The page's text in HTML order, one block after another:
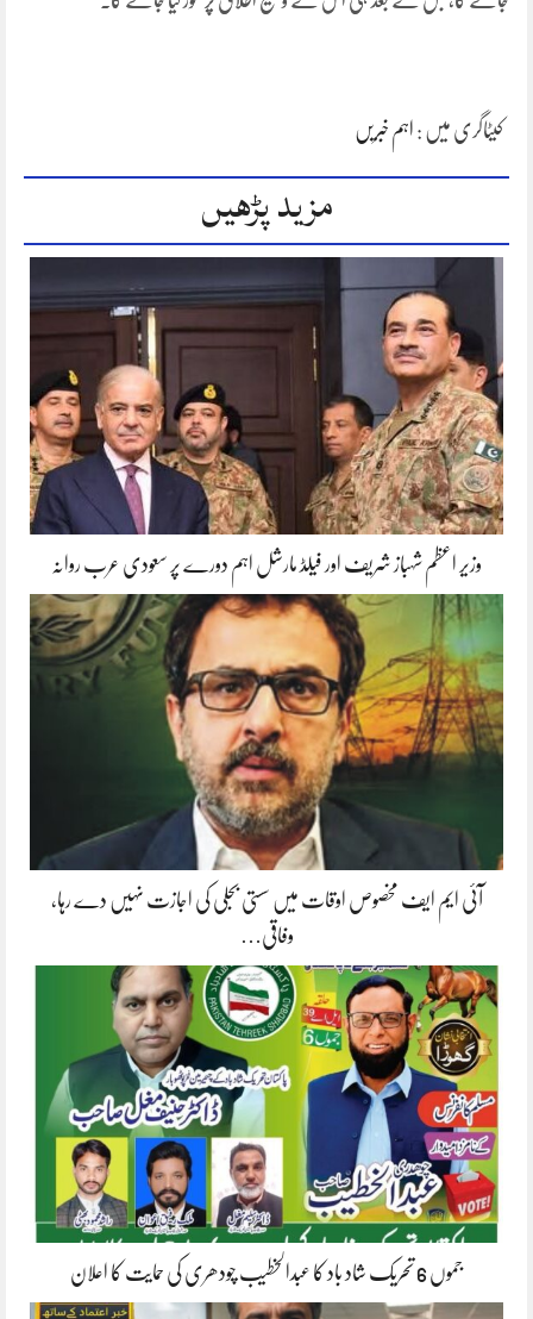
کیٹاگری میں : اہم خبریں
مزید پڑھیں
وزیر اعظم شہباز شریف اور فیلڈ مارشل اہم دورے پر سعودی عرب روانہ
آئی ایم ایف مخصوص اوقات میں سستی بجلی کی اجازت نہیں دے رہا،
وفاقی…
جموں 6 تحریک شاد باد کا عبدالخطیب چودھری کی حمایت کا اعلان